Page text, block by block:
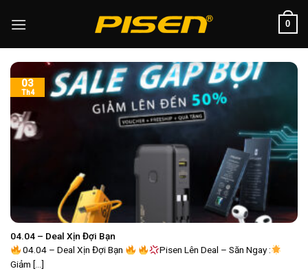
0
04.04 – Deal Xịn Đợi Bạn
04.04 – Deal Xịn Đợi Bạn
Pisen Lên Deal – Săn Ngay :
Giảm [...]
03
Th4